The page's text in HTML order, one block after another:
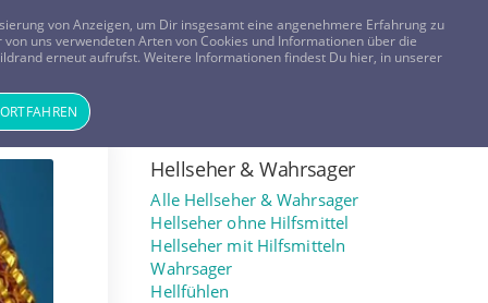
FRAGEN? KOSTENLOS ANRUFEN: 0800-8478266
Magazin ANMELDEN REGISTRIEREN
Hellseher & Wahrsager
Alle Hellseher & Wahrsager
Hellseher ohne Hilfsmittel
Hellseher mit Hilfsmitteln
Wahrsager
Hellfühlen
von Anzeigen, um Dir insgesamt eine angenehmere Erfahrung zu
uns verwendeten Arten von Cookies und Informationen über die
erneut aufrufst. Weitere Informationen findest Du hier, in unserer